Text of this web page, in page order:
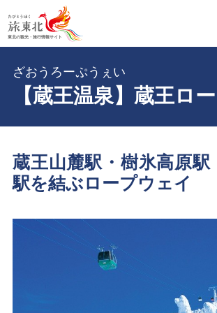
【蔵王温泉】蔵王ロ
ざおうろーぷうぇい
蔵王山麓駅・樹氷高原駅
駅を結ぶロープウェイ